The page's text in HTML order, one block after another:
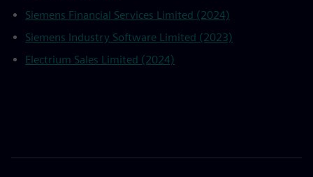
Siemens Financial Services Limited (2024)
Siemens Industry Software Limited (2023)
Electrium Sales Limited (2024)